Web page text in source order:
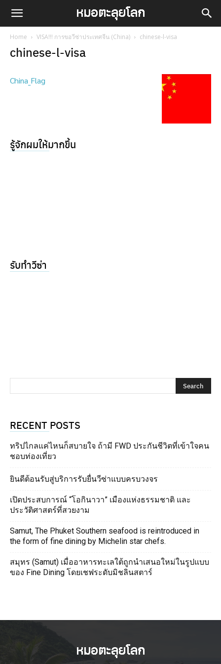
Home VISA!!! การขอวีซ่าประเทศจีน (China) chinese-l-visa
chinese-l-visa
China_Flag
รู้จักผมให้มากขึ้น
รับทำวีซ่า
RECENT POSTS
ทริปไกลแค่ไหนก็สบายใจ ถ้ามี FWD ประกันชีวิตที่เข้าใจคน
ชอบท่องเที่ยว
ยินดีต้อนรับสู่บริการรับยื่นวีซ่าแบบครบวงจร
เปิดประสบการณ์ “โอกินาวา” เมืองแห่งธรรมชาติ และ
ประวัติศาสตร์ที่สวยงาม
Samut, The Phuket Southern seafood is reintroduced in
the form of fine dining by Michelin star chefs.
สมุทร (Samut) เมื่ออาหารทะเลใต้ถูกนำเสนอใหม่ในรูปแบบ
ของ Fine Dining โดยเชฟระดับมิชลินสตาร์